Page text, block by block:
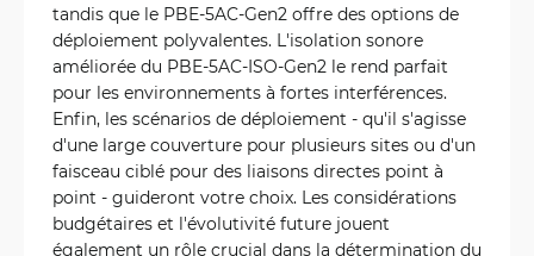
tandis que le PBE-5AC-Gen2 offre des options de
déploiement polyvalentes. L'isolation sonore
améliorée du PBE-5AC-ISO-Gen2 le rend parfait
pour les environnements à fortes interférences.
Enfin, les scénarios de déploiement - qu'il s'agisse
d'une large couverture pour plusieurs sites ou d'un
faisceau ciblé pour des liaisons directes point à
point - guideront votre choix. Les considérations
budgétaires et l'évolutivité future jouent
également un rôle crucial dans la détermination du